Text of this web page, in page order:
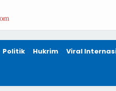
Politik Hukrim Viral